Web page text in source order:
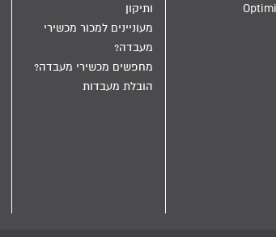
ותיקון
מעוניינים למכור מכשירי
מעבדה?
מחפשים מכשירי מעבדה?
הובלת מעבדות